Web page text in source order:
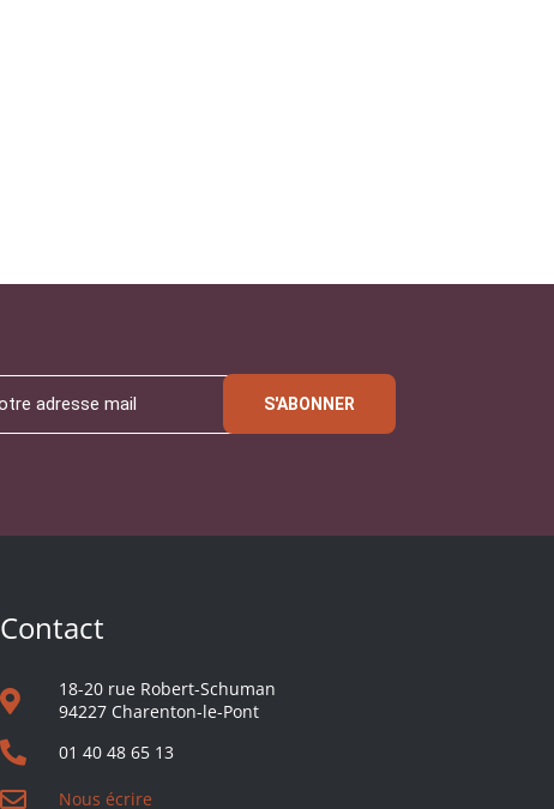
S'ABONNER
Contact
18-20 rue Robert-Schuman
94227 Charenton-le-Pont
01 40 48 65 13
Nous écrire